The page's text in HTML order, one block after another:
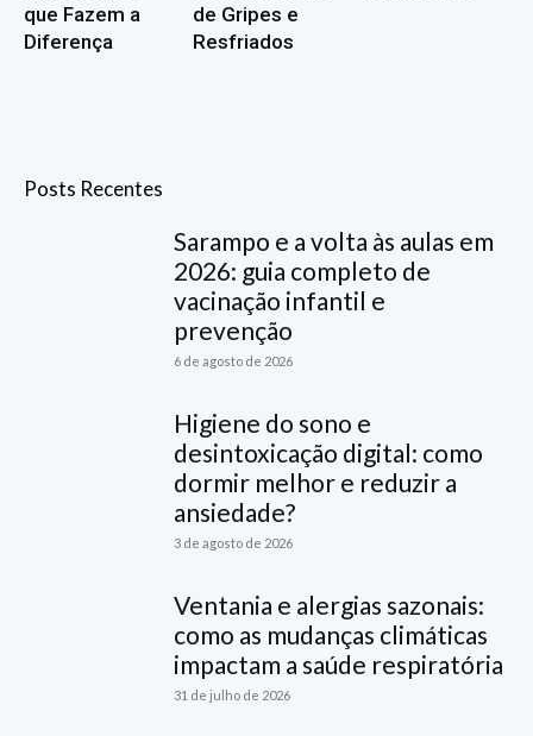
que Fazem a
Diferença
de Gripes e
Resfriados
Posts Recentes
Sarampo e a volta às aulas em
2026: guia completo de
vacinação infantil e
prevenção
6 de agosto de 2026
Higiene do sono e
desintoxicação digital: como
dormir melhor e reduzir a
ansiedade?
3 de agosto de 2026
Ventania e alergias sazonais:
como as mudanças climáticas
impactam a saúde respiratória
31 de julho de 2026